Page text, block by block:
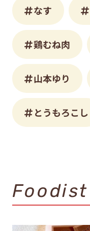
なす
鶏むね肉
山本ゆり
とうもろこし
Foodist